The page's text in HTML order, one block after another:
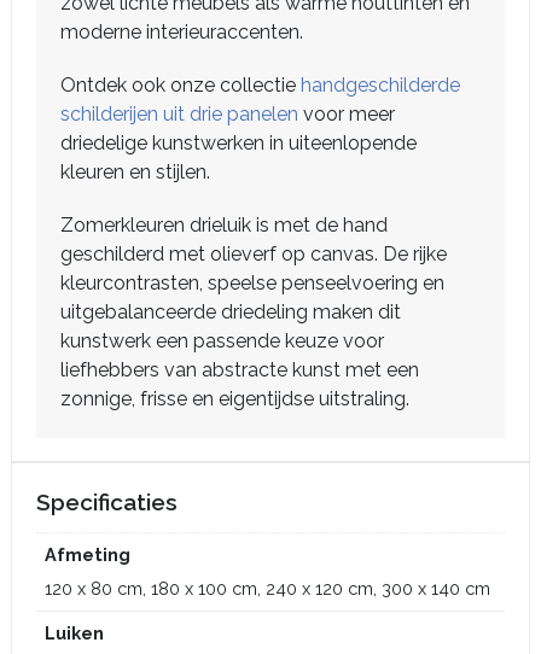
moderne interieuraccenten.
Ontdek ook onze collectie handgeschilderde
schilderijen uit drie panelen voor meer
driedelige kunstwerken in uiteenlopende
kleuren en stijlen.
Zomerkleuren drieluik is met de hand
geschilderd met olieverf op canvas. De rijke
kleurcontrasten, speelse penseelvoering en
uitgebalanceerde driedeling maken dit
kunstwerk een passende keuze voor
liefhebbers van abstracte kunst met een
zonnige, frisse en eigentijdse uitstraling.
Specificaties
Afmeting
120 x 80 cm, 180 x 100 cm, 240 x 120 cm, 300 x 140 cm
Luiken